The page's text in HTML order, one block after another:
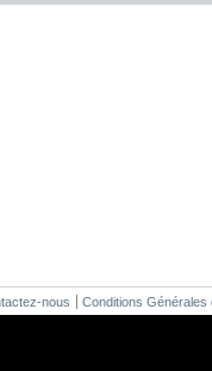
nous Conditions Générales